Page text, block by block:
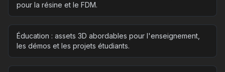
pour la résine et le FDM.
Éducation : assets 3D abordables pour l'enseignement,
les démos et les projets étudiants.